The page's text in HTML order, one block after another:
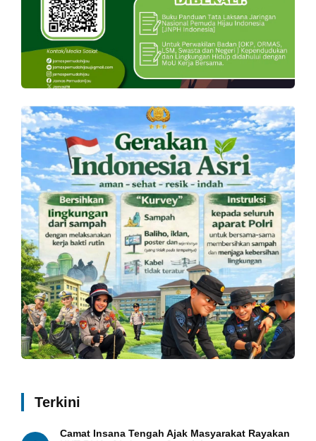
Terkini
Camat Insana Tengah Ajak Masyarakat Rayakan